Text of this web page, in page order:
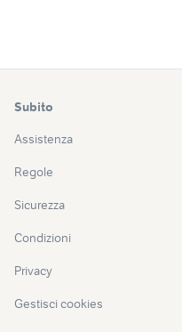
Subito
Assistenza
Regole
Sicurezza
Condizioni
Privacy
Gestisci cookies